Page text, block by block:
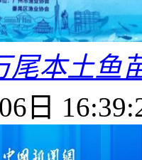
尾本土鱼
日